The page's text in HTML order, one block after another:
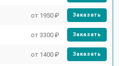
от 1950 ₽ Заказать
от 3300 ₽ Заказать
от 1400 ₽ Заказать